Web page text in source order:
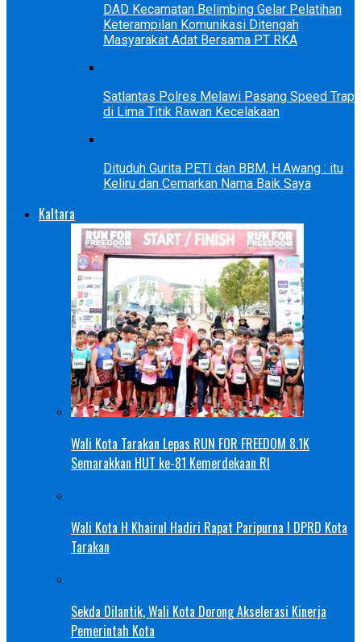
DAD Kecamatan Belimbing Gelar Pelatihan
Keterampilan Komunikasi Ditengah
Masyarakat Adat Bersama PT RKA
Satlantas Polres Melawi Pasang Speed Trap
di Lima Titik Rawan Kecelakaan
Dituduh Gurita PETI dan BBM, H.Awang : itu
Keliru dan Cemarkan Nama Baik Saya
Kaltara
Wali Kota Tarakan Lepas RUN FOR FREEDOM 8.1K
Semarakkan HUT ke-81 Kemerdekaan RI
Wali Kota H Khairul Hadiri Rapat Paripurna I DPRD Kota
Tarakan
Sekda Dilantik, Wali Kota Dorong Akselerasi Kinerja
Pemerintah Kota